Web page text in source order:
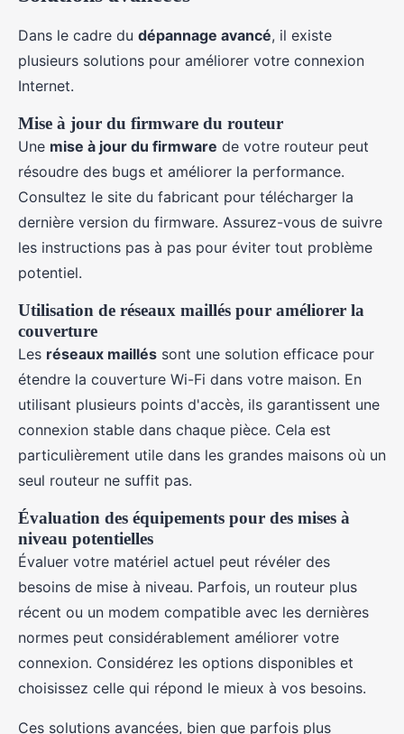
Dans le cadre du dépannage avancé, il existe
plusieurs solutions pour améliorer votre connexion
Internet.
Mise à jour du firmware du routeur
Une mise à jour du firmware de votre routeur peut
résoudre des bugs et améliorer la performance.
Consultez le site du fabricant pour télécharger la
dernière version du firmware. Assurez-vous de suivre
les instructions pas à pas pour éviter tout problème
potentiel.
Utilisation de réseaux maillés pour améliorer la
couverture
Les réseaux maillés sont une solution efficace pour
étendre la couverture Wi-Fi dans votre maison. En
utilisant plusieurs points d'accès, ils garantissent une
connexion stable dans chaque pièce. Cela est
particulièrement utile dans les grandes maisons où un
seul routeur ne suffit pas.
Évaluation des équipements pour des mises à
niveau potentielles
Évaluer votre matériel actuel peut révéler des
besoins de mise à niveau. Parfois, un routeur plus
récent ou un modem compatible avec les dernières
normes peut considérablement améliorer votre
connexion. Considérez les options disponibles et
choisissez celle qui répond le mieux à vos besoins.
Ces solutions avancées, bien que parfois plus